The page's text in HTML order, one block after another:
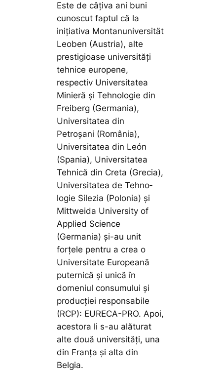
Este de câțiva ani buni
cunoscut faptul că la
inițiativa Montanuniversität
Leoben (Austria), alte
prestigioase universități
tehnice europene,
respectiv Universitatea
Minieră și Tehnologie din
Freiberg (Germania),
Universitatea din
Petroșani (România),
Universitatea din León
(Spania), Universitatea
Tehnică din Creta (Grecia),
Universitatea de Teh­no­
logie Silezia (Polonia) și
Mitt­weida Uni­versity of
Applied Science
(Germania) și-au unit
forțele pentru a crea o
Uni­versitate Europeană
puter­nică și unică în
domeniul consumului și
pro­ducției res­ponsabile
(RCP): EURECA-PRO. Apoi,
acestora li s-au alăturat
alte două universități, una
din Franța și alta din
Belgia.